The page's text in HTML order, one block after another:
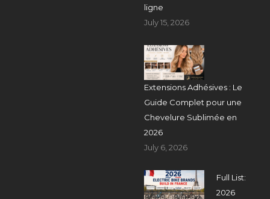
ligne
July 15, 2026
Extensions Adhésives : Le
Guide Complet pour une
Chevelure Sublimée en
2026
July 6, 2026
Full List:
2026